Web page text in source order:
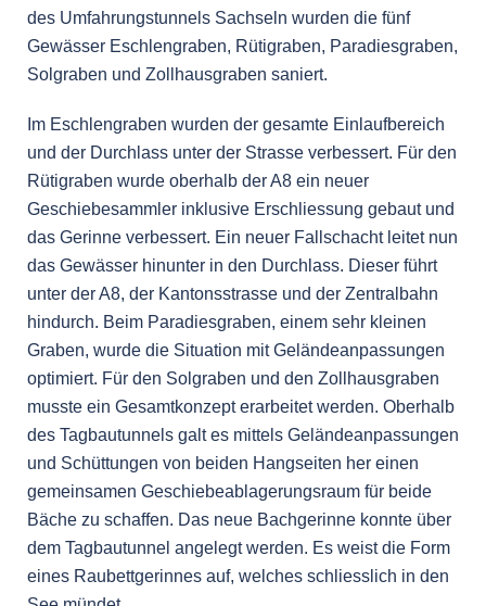
des Umfahrungstunnels Sachseln wurden die fünf
Gewässer Eschlengraben, Rütigraben, Paradiesgraben,
Solgraben und Zollhausgraben saniert.
Im Eschlengraben wurden der gesamte Einlaufbereich
und der Durchlass unter der Strasse verbessert. Für den
Rütigraben wurde oberhalb der A8 ein neuer
Geschiebesammler inklusive Erschliessung gebaut und
das Gerinne verbessert. Ein neuer Fallschacht leitet nun
das Gewässer hinunter in den Durchlass. Dieser führt
unter der A8, der Kantonsstrasse und der Zentralbahn
hindurch. Beim Paradiesgraben, einem sehr kleinen
Graben, wurde die Situation mit Geländeanpassungen
optimiert. Für den Solgraben und den Zollhausgraben
musste ein Gesamtkonzept erarbeitet werden. Oberhalb
des Tagbautunnels galt es mittels Geländeanpassungen
und Schüttungen von beiden Hangseiten her einen
gemeinsamen Geschiebeablagerungsraum für beide
Bäche zu schaffen. Das neue Bachgerinne konnte über
dem Tagbautunnel angelegt werden. Es weist die Form
eines Raubettgerinnes auf, welches schliesslich in den